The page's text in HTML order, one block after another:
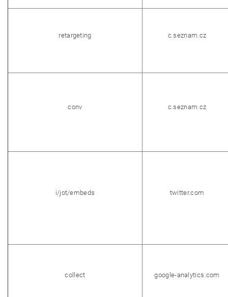
retargeting c.seznam.cz
conv c.seznam.cz
i/jot/embeds twitter.com
collect google-analytics.com